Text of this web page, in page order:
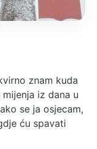
znam kuda
iz dana u
se ja osjecam,
ću spavati